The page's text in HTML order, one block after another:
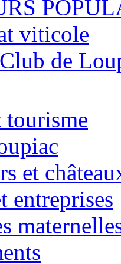
viticole
de
tourisme
et
entreprises